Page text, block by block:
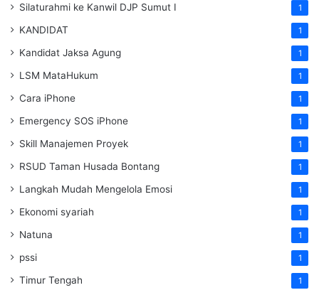
Silaturahmi ke Kanwil DJP Sumut I 1
KANDIDAT 1
Kandidat Jaksa Agung 1
LSM MataHukum 1
Cara iPhone 1
Emergency SOS iPhone 1
Skill Manajemen Proyek 1
RSUD Taman Husada Bontang 1
Langkah Mudah Mengelola Emosi 1
Ekonomi syariah 1
Natuna 1
pssi 1
Timur Tengah 1